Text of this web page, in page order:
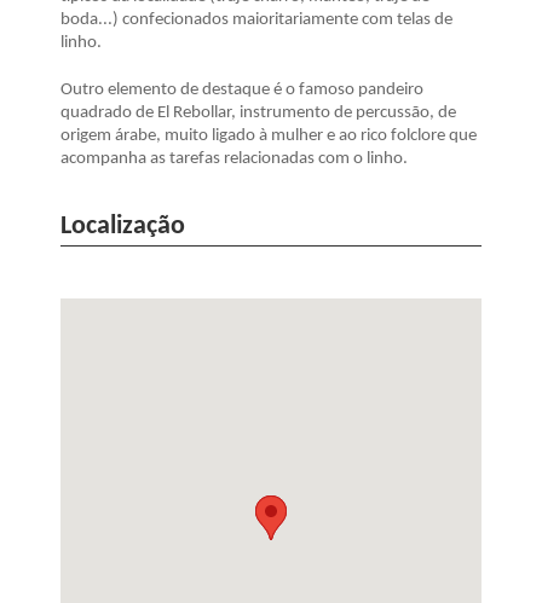
boda...) confecionados maioritariamente com telas de
linho.
Outro elemento de destaque é o famoso pandeiro
quadrado de El Rebollar, instrumento de percussão, de
origem árabe, muito ligado à mulher e ao rico folclore que
acompanha as tarefas relacionadas com o linho.
Localização